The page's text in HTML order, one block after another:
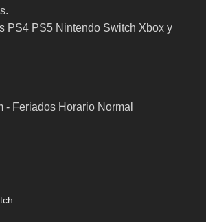
PS4 PS5 Nintendo Switch Xbox y
- Feriados Horario Normal